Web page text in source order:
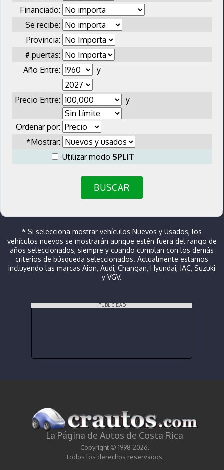
Financiado:
Se recibe:
Provincia:
# puertas:
Año Entre:
y
Precio Entre: y
Ordenar por:
*Mostrar:
Utilizar modo SPLIT
BUSCAR
* Si selecciona mostrar vehículos Nuevos y Usados, los
vehículos nuevos se mostrarán aunque estén fuera del rango de
años seleccionados, siempre y cuando cumplan con los demás
criterios de búsqueda seleccionados. Actualmente estamos
incluyendo las marcas Aion, Audi, Changan, Hyundai, JAC, Suzuki
y VGV.
PUBLICIDAD
La Página de Autos de Costa Rica
Copyright © 1998-2026.
Todos los derechos reservados.